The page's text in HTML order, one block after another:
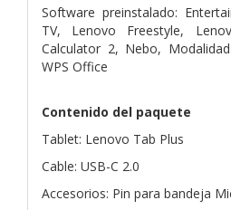
Software preinstalado:
TV, Lenovo Freestyle,
Calculator 2, Nebo,
WPS Office
Contenido del paquete
Tablet: Lenovo Tab Plus
Cable: USB-C 2.0
Accesorios: Pin para bandeja